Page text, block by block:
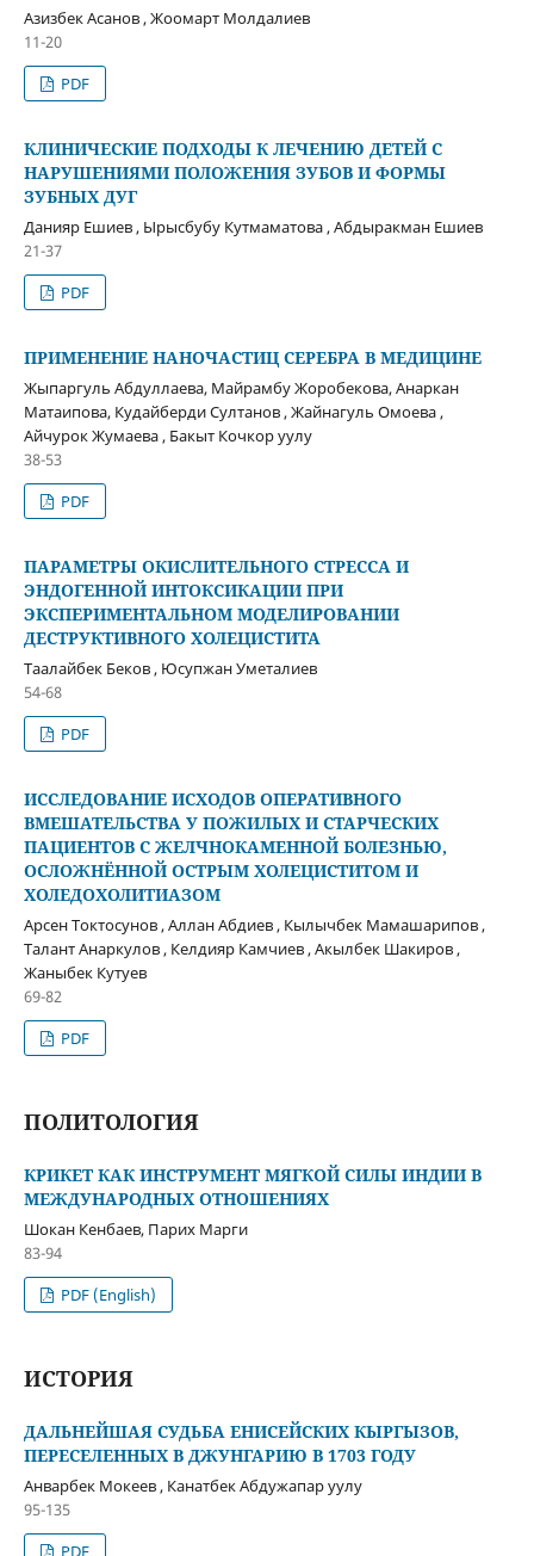
Азизбек Асанов , Жоомарт Молдалиев
11-20
PDF
КЛИНИЧЕСКИЕ ПОДХОДЫ К ЛЕЧЕНИЮ ДЕТЕЙ С
НАРУШЕНИЯМИ ПОЛОЖЕНИЯ ЗУБОВ И ФОРМЫ
ЗУБНЫХ ДУГ
Данияр Ешиев , Ырысбубу Кутмаматова , Абдыракман Ешиев
21-37
PDF
ПРИМЕНЕНИЕ НАНОЧАСТИЦ СЕРЕБРА В МЕДИЦИНЕ
Жыпаргуль Абдуллаева, Майрамбу Жоробекова, Анаркан
Матаипова, Кудайберди Султанов , Жайнагуль Омоева ,
Айчурок Жумаева , Бакыт Кочкор уулу
38-53
PDF
ПАРАМЕТРЫ ОКИСЛИТЕЛЬНОГО СТРЕССА И
ЭНДОГЕННОЙ ИНТОКСИКАЦИИ ПРИ
ЭКСПЕРИМЕНТАЛЬНОМ МОДЕЛИРОВАНИИ
ДЕСТРУКТИВНОГО ХОЛЕЦИСТИТА
Таалайбек Беков , Юсупжан Уметалиев
54-68
PDF
ИССЛЕДОВАНИЕ ИСХОДОВ ОПЕРАТИВНОГО
ВМЕШАТЕЛЬСТВА У ПОЖИЛЫХ И СТАРЧЕСКИХ
ПАЦИЕНТОВ С ЖЕЛЧНОКАМЕННОЙ БОЛЕЗНЬЮ,
ОСЛОЖНЁННОЙ ОСТРЫМ ХОЛЕЦИСТИТОМ И
ХОЛЕДОХОЛИТИАЗОМ
Арсен Токтосунов , Аллан Абдиев , Кылычбек Мамашарипов ,
Талант Анаркулов , Келдияр Камчиев , Акылбек Шакиров ,
Жаныбек Кутуев
69-82
PDF
ПОЛИТОЛОГИЯ
КРИКЕТ КАК ИНСТРУМЕНТ МЯГКОЙ СИЛЫ ИНДИИ В
МЕЖДУНАРОДНЫХ ОТНОШЕНИЯХ
Шокан Кенбаев, Парих Марги
83-94
PDF (English)
ИСТОРИЯ
ДАЛЬНЕЙШАЯ СУДЬБА ЕНИСЕЙСКИХ КЫРГЫЗОВ,
ПЕРЕСЕЛЕННЫХ В ДЖУНГАРИЮ В 1703 ГОДУ
Анварбек Мокеев , Канатбек Абдужапар уулу
95-135
PDF